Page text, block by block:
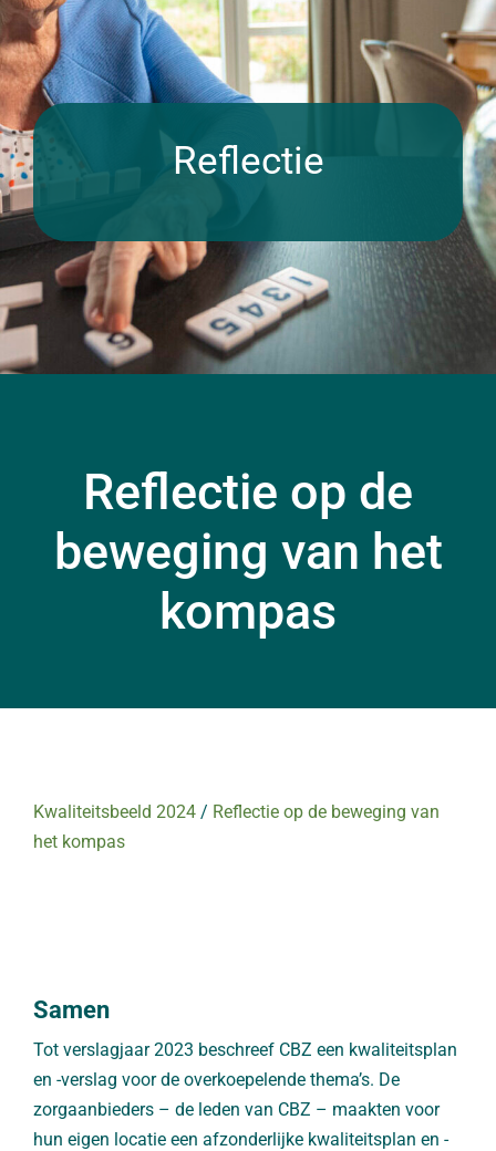
Reflectie
Reflectie op de
beweging van het
kompas
Kwaliteitsbeeld 2024/ Reflectie op de beweging van
het kompas
Samen
Tot verslagjaar 2023 beschreef CBZ een kwaliteitsplan
en -verslag voor de overkoepelende thema’s. De
zorgaanbieders – de leden van CBZ – maakten voor
hun eigen locatie een afzonderlijke kwaliteitsplan en -